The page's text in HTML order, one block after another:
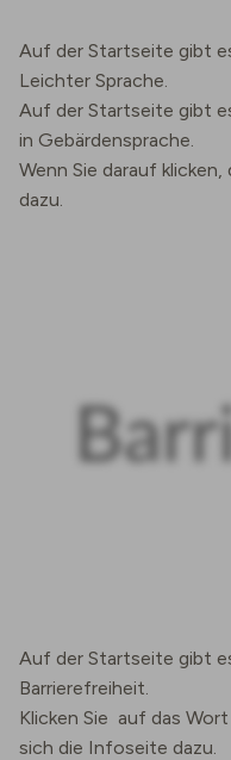
Auf der Startseite gibt
Leichter Sprache.
Auf der Startseite gibt
in Gebärdensprache.
Wenn Sie darauf
dazu.
Auf der Startseite gibt
Barrierefreiheit.
Klicken Sie auf das
sich die Infoseite dazu.